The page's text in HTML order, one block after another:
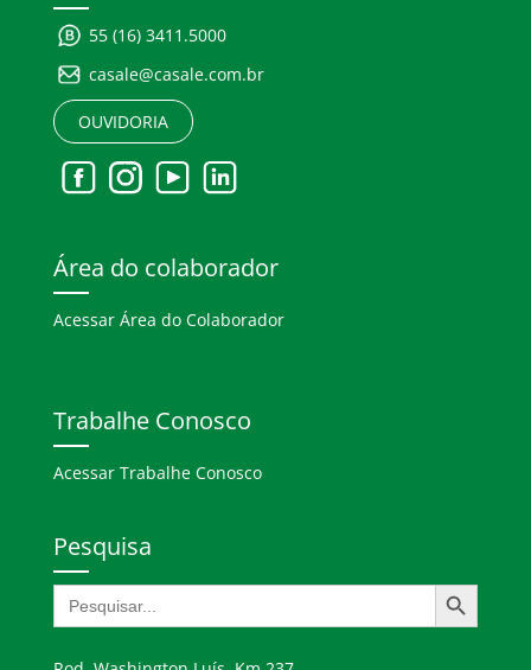
55 (16) 3411.5000
casale@casale.com.br
OUVIDORIA
Área do colaborador
Acessar Área do Colaborador
Trabalhe Conosco
Acessar Trabalhe Conosco
Pesquisa
Search
for:
Search Button